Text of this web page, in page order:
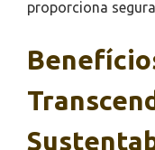
proporciona